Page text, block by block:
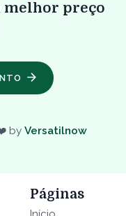
melhor preço
by Versatilnow
Páginas